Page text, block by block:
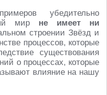
убедительно
мир не имеет ни
строении Звёзд и
процессов, которые
существования
о процессах, которые
влияние на нашу